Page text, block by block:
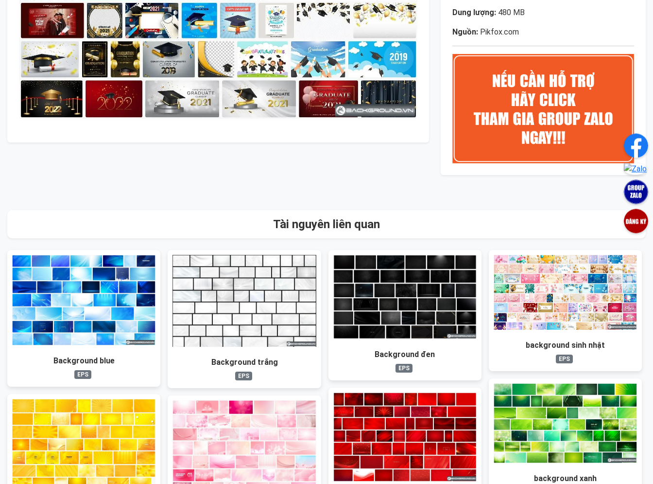
Dung lượng: 480 MB
Nguồn: Pikfox.com
Tài nguyên liên quan
Background blue
EPS
Background trắng
EPS
Background đen
EPS
background sinh nhật
EPS
background xanh